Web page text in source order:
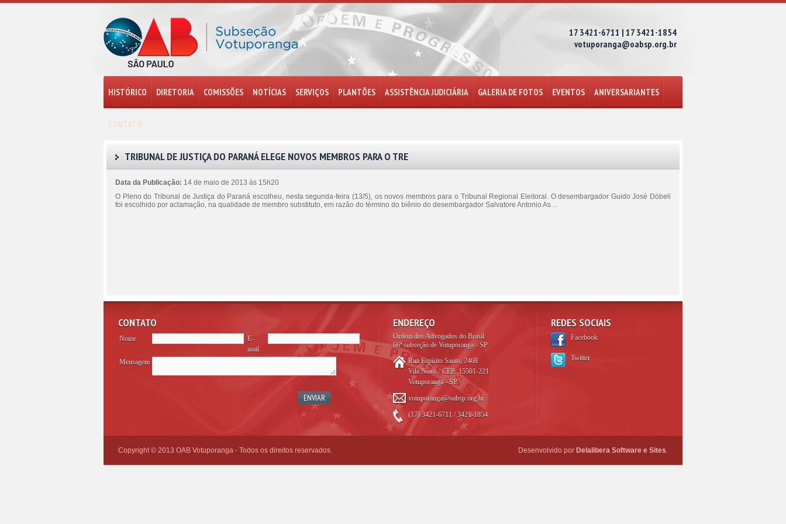
17 3421-6711 | 17 3421-1854
votuporanga@oabsp.org.br
HISTÓRICO DIRETORIA COMISSÕES NOTÍCIAS SERVIÇOS PLANTÕES ASSISTÊNCIA JUDICIÁRIA GALERIA DE FOTOS EVENTOS ANIVERSARIANTES
CONTATO
TRIBUNAL DE JUSTIÇA DO PARANÁ ELEGE NOVOS MEMBROS PARA O TRE
Data da Publicação: 14 de maio de 2013 às 15h20
O Pleno do Tribunal de Justiça do Paraná escolheu, nesta segunda-feira (13/5), os novos membros para o Tribunal Regional Eleitoral. O desembargador Guido José Döbeli
foi escolhido por aclamação, na qualidade de membro substituto, em razão do término do biênio do desembargador Salvatore Antonio As…
CONTATO
Nome
E-
mail
Mensagem
ENDEREÇO
Ordem dos Advogados do Brasil
66ª subseção de Votuporanga - SP
Rua Espírito Santo, 2468
Vila Nova - CEP: 15501-221
Votuporanga - SP
votuporanga@oabsp.org.br
(17) 3421-6711 / 3421-1854
REDES SOCIAIS
Facebook
Twitter
Copyright © 2013 OAB Votuporanga - Todos os direitos reservados. Desenvolvido por Delalibera Software e Sites.